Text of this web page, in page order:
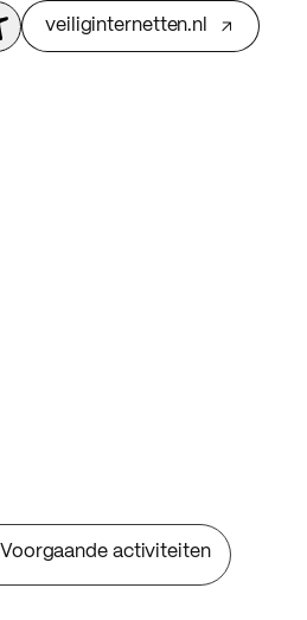
veiliginternetten.nl
Voorgaande activiteiten